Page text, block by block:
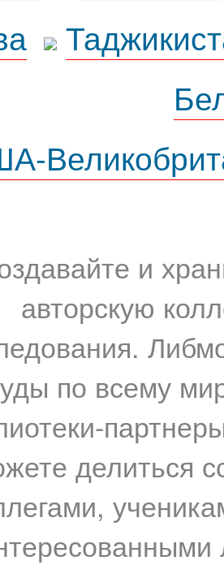
и
авторскую
по всему
делиться